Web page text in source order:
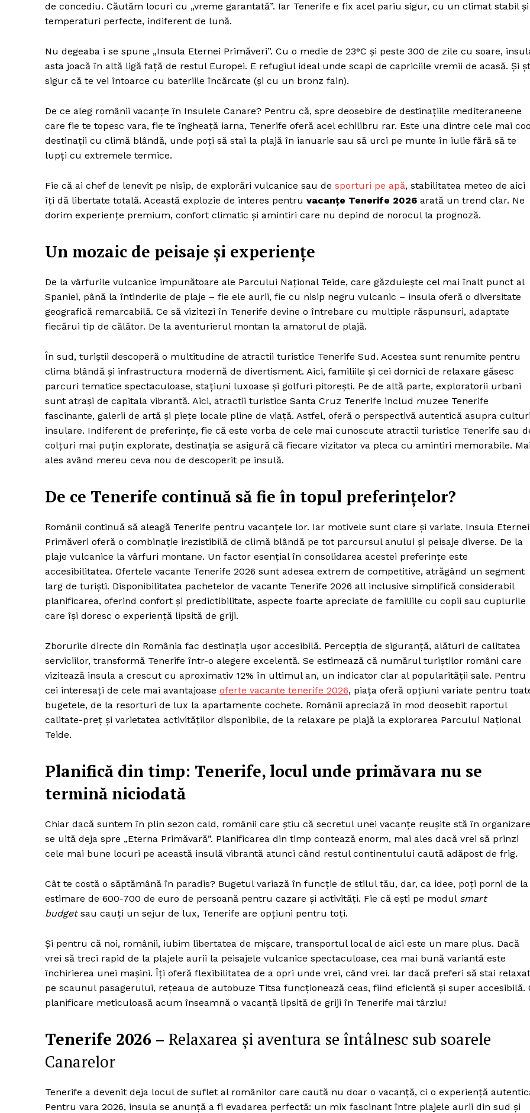
de concediu. Căutăm locuri cu „vreme garantată”. Iar Tenerife e fix acel pariu sigur, cu un climat stabil și
temperaturi perfecte, indiferent de lună.
Nu degeaba i se spune „Insula Eternei Primăveri”. Cu o medie de 23°C și peste 300 de zile cu soare,
asta joacă în altă ligă față de restul Europei. E refugiul ideal unde scapi de capriciile vremii de acasă. Și
sigur că te vei întoarce cu bateriile încărcate (și cu un bronz fain).
De ce aleg românii vacanțe în Insulele Canare? Pentru că, spre deosebire de destinațiile mediteraneene
care fie te topesc vara, fie te îngheață iarna, Tenerife oferă acel echilibru rar. Este una dintre cele mai
destinații cu climă blândă, unde poți să stai la plajă în ianuarie sau să urci pe munte în iulie fără să te
lupți cu extremele termice.
Fie că ai chef de lenevit pe nisip, de explorări vulcanice sau de sporturi pe apă, stabilitatea meteo de aici
îți dă libertate totală. Această explozie de interes pentru vacanțe Tenerife 2026 arată un trend clar. Ne
dorim experiențe premium, confort climatic și amintiri care nu depind de norocul la prognoză.
Un mozaic de peisaje și experiențe
De la vârfurile vulcanice impunătoare ale Parcului Național Teide, care găzduiește cel mai înalt punct al
Spaniei, până la întinderile de plaje – fie ele aurii, fie cu nisip negru vulcanic – insula oferă o diversitate
geografică remarcabilă. Ce să vizitezi în Tenerife devine o întrebare cu multiple răspunsuri, adaptate
fiecărui tip de călător. De la aventurierul montan la amatorul de plajă.
În sud, turiștii descoperă o multitudine de atractii turistice Tenerife Sud. Acestea sunt renumite pentru
clima blândă și infrastructura modernă de divertisment. Aici, familiile și cei dornici de relaxare găsesc
parcuri tematice spectaculoase, stațiuni luxoase și golfuri pitorești. Pe de altă parte, exploratorii urbani
sunt atrași de capitala vibrantă. Aici, atractii turistice Santa Cruz Tenerife includ muzee Tenerife
fascinante, galerii de artă și piețe locale pline de viață. Astfel, oferă o perspectivă autentică asupra
insulare. Indiferent de preferințe, fie că este vorba de cele mai cunoscute atractii turistice Tenerife sau
colțuri mai puțin explorate, destinația se asigură că fiecare vizitator va pleca cu amintiri memorabile. Mai
ales având mereu ceva nou de descoperit pe insulă.
De ce Tenerife continuă să fie în topul preferințelor?
Românii continuă să aleagă Tenerife pentru vacanțele lor. Iar motivele sunt clare și variate. Insula Eternei
Primăveri oferă o combinație irezistibilă de climă blândă pe tot parcursul anului și peisaje diverse. De la
plaje vulcanice la vârfuri montane. Un factor esențial în consolidarea acestei preferințe este
accesibilitatea. Ofertele vacante Tenerife 2026 sunt adesea extrem de competitive, atrăgând un segment
larg de turiști. Disponibilitatea pachetelor de vacante Tenerife 2026 all inclusive simplifică considerabil
planificarea, oferind confort și predictibilitate, aspecte foarte apreciate de familiile cu copii sau cuplurile
care își doresc o experiență lipsită de griji.
Zborurile directe din România fac destinația ușor accesibilă. Percepția de siguranță, alături de calitatea
serviciilor, transformă Tenerife într-o alegere excelentă. Se estimează că numărul turiștilor români care
vizitează insula a crescut cu aproximativ 12% în ultimul an, un indicator clar al popularității sale. Pentru
cei interesați de cele mai avantajoase oferte vacante tenerife 2026, piața oferă opțiuni variate pentru
bugetele, de la resorturi de lux la apartamente cochete. Românii apreciază în mod deosebit raportul
calitate-preț și varietatea activităților disponibile, de la relaxare pe plajă la explorarea Parcului Național
Teide.
Planifică din timp: Tenerife, locul unde primăvara nu se
termină niciodată
Chiar dacă suntem în plin sezon cald, românii care știu că secretul unei vacanțe reușite stă în organizare
se uită deja spre „Eterna Primăvară”. Planificarea din timp contează enorm, mai ales dacă vrei să prinzi
cele mai bune locuri pe această insulă vibrantă atunci când restul continentului caută adăpost de frig.
Cât te costă o săptămână în paradis? Bugetul variază în funcție de stilul tău, dar, ca idee, poți porni de la
estimare de 600-700 de euro de persoană pentru cazare și activități. Fie că ești pe modul smart
budgetsau cauți un sejur de lux, Tenerife are opțiuni pentru toți.
Și pentru că noi, românii, iubim libertatea de mișcare, transportul local de aici este un mare plus. Dacă
vrei să treci rapid de la plajele aurii la peisajele vulcanice spectaculoase, cea mai bună variantă este
închirierea unei mașini. Îți oferă flexibilitatea de a opri unde vrei, când vrei. Iar dacă preferi să stai relaxat
pe scaunul pasagerului, rețeaua de autobuze Titsa funcționează ceas, fiind eficientă și super accesibilă.
planificare meticuloasă acum înseamnă o vacanță lipsită de griji în Tenerife mai târziu!
Tenerife 2026 – Relaxarea și aventura se întâlnesc sub soarele
Canarelor
Tenerife a devenit deja locul de suflet al românilor care caută nu doar o vacanță, ci o experiență
Pentru vara 2026, insula se anunță a fi evadarea perfectă: un mix fascinant între plajele aurii din sud și